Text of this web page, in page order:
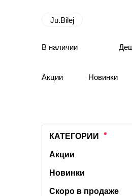
Ju.Bilej
В наличии
Акции Новинки
КАТЕГОРИИ
Акции
Новинки
Скоро в продаже